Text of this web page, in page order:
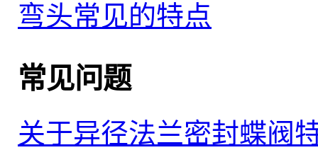
弯头常见的特点
常见问题
关于异径法兰密封蝶阀